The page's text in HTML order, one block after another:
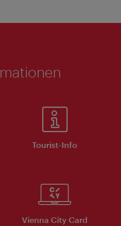
Tourist-Info
Vienna City Card